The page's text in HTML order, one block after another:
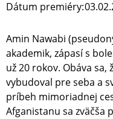
Dátum premiéry:
Amin Nawabi
akademik, zápasí s
už 20 rokov. Obáva
vybudoval pre seba a
príbeh mimoriadnej
Afganistanu sa